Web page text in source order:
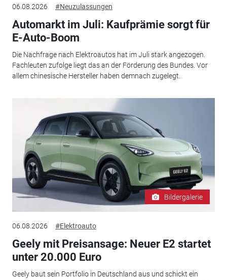
06.08.2026 #Neuzulassungen
Automarkt im Juli: Kaufprämie sorgt für
E-Auto-Boom
Die Nachfrage nach Elektroautos hat im Juli stark angezogen.
Fachleuten zufolge liegt das an der Förderung des Bundes. Vor
allem chinesische Hersteller haben demnach zugelegt.
Bildergalerie
06.08.2026 #Elektroauto
Geely mit Preisansage: Neuer E2 startet
unter 20.000 Euro
Geely baut sein Portfolio in Deutschland aus und schickt ein